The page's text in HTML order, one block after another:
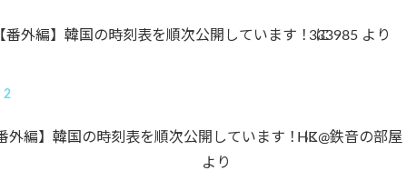
番外編】韓国の時刻表を順次公開しています！に
333985より
外編】韓国の時刻表を順次公開しています！ に
HK@鉄音の部屋
より